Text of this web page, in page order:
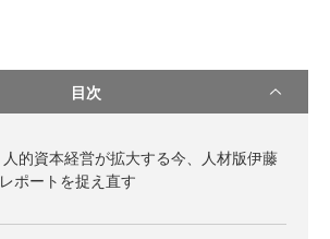
目次
人的資本経営が拡大する今、人材版伊藤
レポートを捉え直す